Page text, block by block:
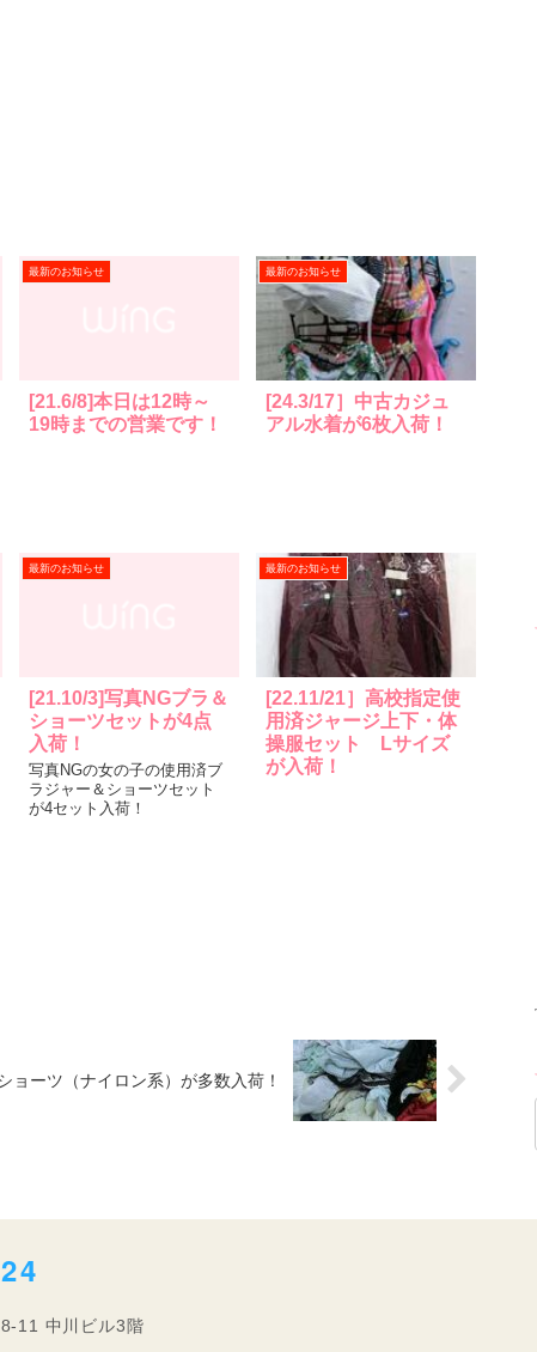
最新のお知らせ
[21.6/8]本日は12時～
19時までの営業です！
最新のお知らせ
[24.3/17］中古カジュ
アル水着が6枚入荷！
最新のお知らせ
[21.10/3]写真NGブラ＆
ショーツセットが4点
入荷！
写真NGの女の子の使用済ブ
ラジャー＆ショーツセット
が4セット入荷！
最新のお知らせ
[22.11/21］高校指定使
用済ジャージ上下・体
操服セット Lサイズ
が入荷！
ョーツ（ナイロン系）が多数入荷！
11 中川ビル3階